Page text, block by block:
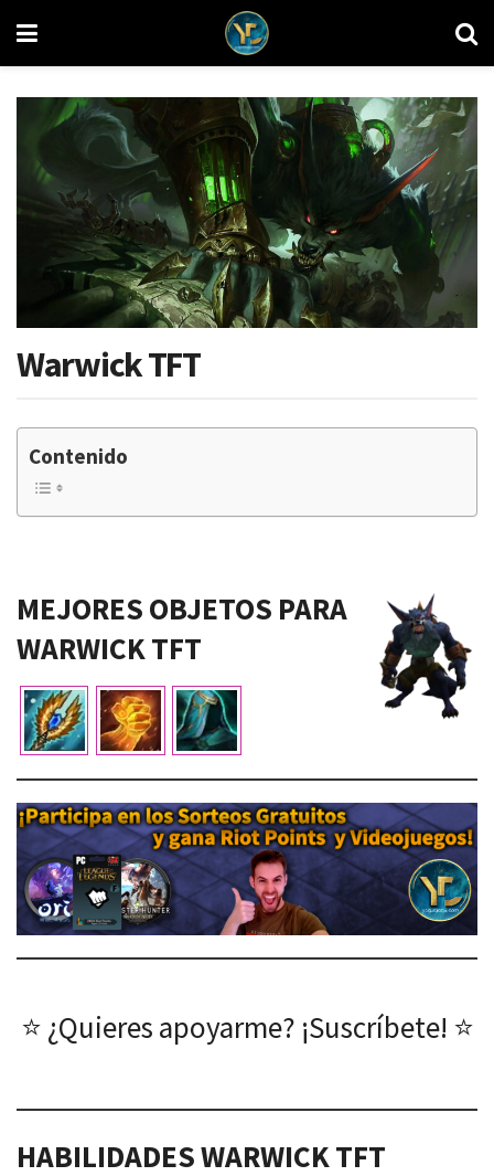
Warwick TFT
Contenido
MEJORES OBJETOS PARA
WARWICK TFT
⭐ ¿Quieres apoyarme? ¡Suscríbete! ⭐
HABILIDADES WARWICK TFT